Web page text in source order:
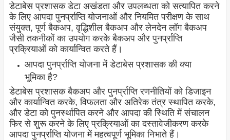
डेटाबेस प्रशासक डेटा अखंडता और उपलब्धता को सत्यापित करने
के लिए आपदा पुनर्प्राप्ति योजनाओं और नियमित परीक्षण के साथ
संयुक्त, पूर्ण बैकअप, वृद्धिशील बैकअप और लेनदेन लॉग बैकअप
जैसी तकनीकों का उपयोग करके बैकअप और पुनर्प्राप्ति
प्रक्रियाओं को कार्यान्वित करते हैं।
आपदा पुनर्प्राप्ति योजना में डेटाबेस प्रशासक की क्या
भूमिका है?
डेटाबेस प्रशासक बैकअप और पुनर्प्राप्ति रणनीतियों को डिजाइन
और कार्यान्वित करके, विफलता और अतिरेक तंत्र स्थापित करके,
और डेटा को पुनर्स्थापित करने और आपदा की स्थिति में संचालन
फिर से शुरू करने के लिए प्रक्रियाओं का दस्तावेजीकरण करके
आपदा पुनर्प्राप्ति योजना में महत्वपूर्ण भूमिका निभाते हैं।